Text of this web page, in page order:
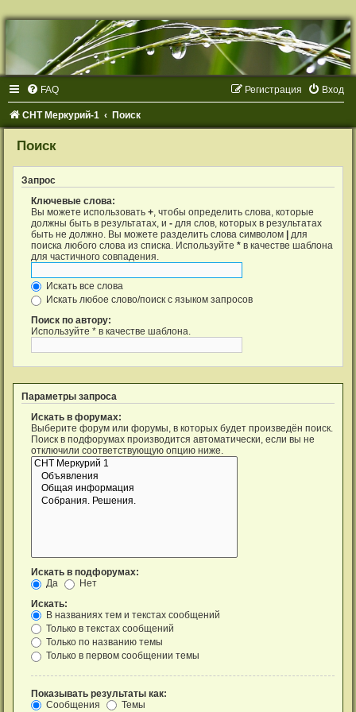
с
а
я
FAQ Вход
Регистрация
СНТ Меркурий-1 Поиск
Поиск
Запрос
Ключевые слова:
Вы можете использовать +, чтобы определить слова, которые
должны быть в результатах, и - для слов, которых в результатах
быть не должно. Вы можете разделить слова символом
для
поиска любого слова из списка. Используйте * в качестве шаблона
для частичного совпадения.
Искать все слова
Искать любое слово/поиск с языком запросов
Поиск по автору:
Используйте * в качестве шаблона.
Параметры запроса
Искать в форумах:
Выберите форум или форумы, в которых будет произведён поиск.
Поиск в подфорумах производится автоматически, если вы не
отключили соответствующую опцию ниже.
Искать в подфорумах:
Да
Нет
Искать:
В названиях тем и текстах сообщений
Только в текстах сообщений
Только по названию темы
Только в первом сообщении темы
Показывать результаты как:
Сообщения
Темы